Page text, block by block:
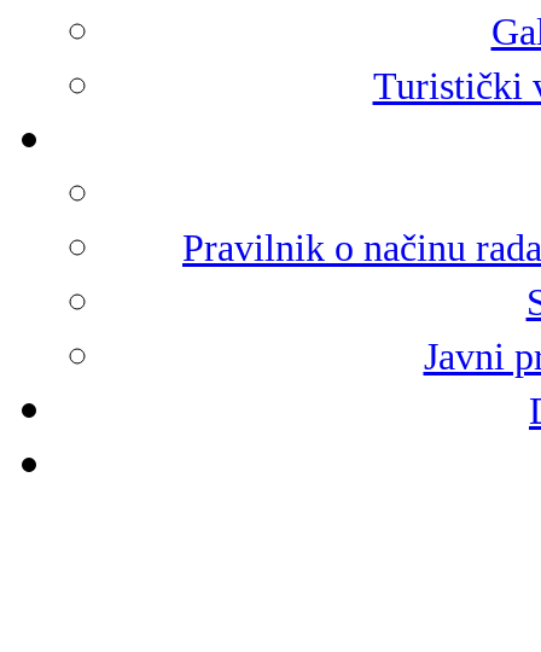
Turistički
Pravilnik o načinu
Javni